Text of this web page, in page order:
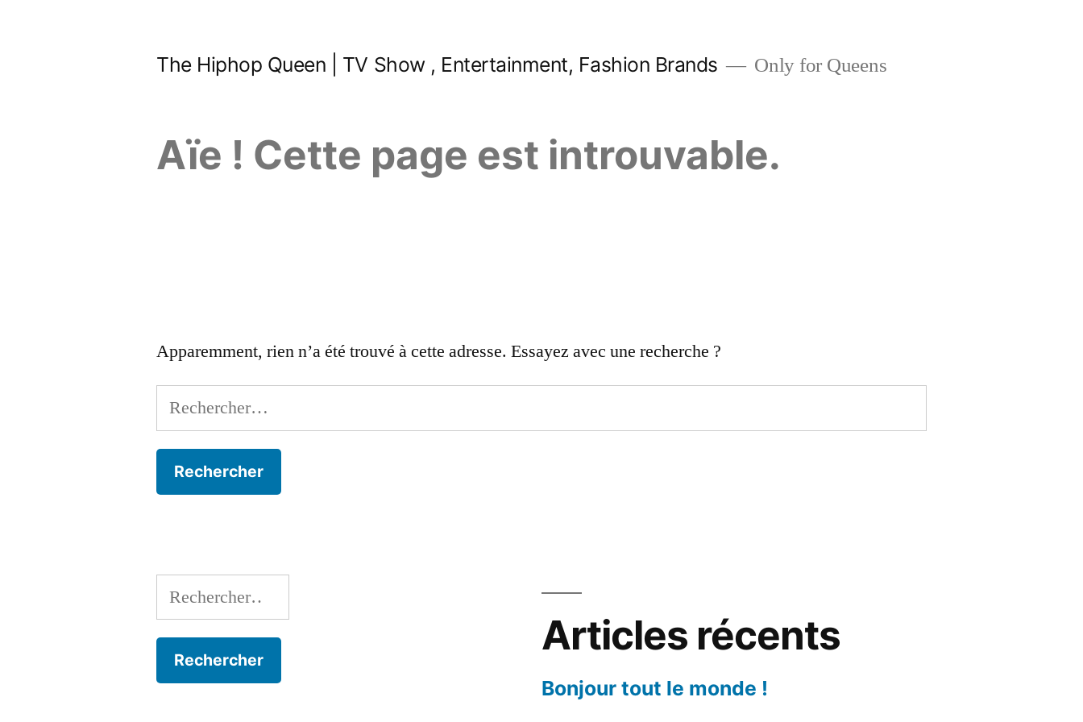
The Hiphop Queen | TV Show , Entertainment, Fashion Brands Only for Queens
Aïe ! Cette page est introuvable.
Apparemment, rien n’a été trouvé à cette adresse. Essayez avec une recherche ?
Rechercher :
Rechercher :
Articles récents
Bonjour tout le monde !